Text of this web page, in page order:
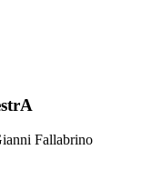
Fallabrino